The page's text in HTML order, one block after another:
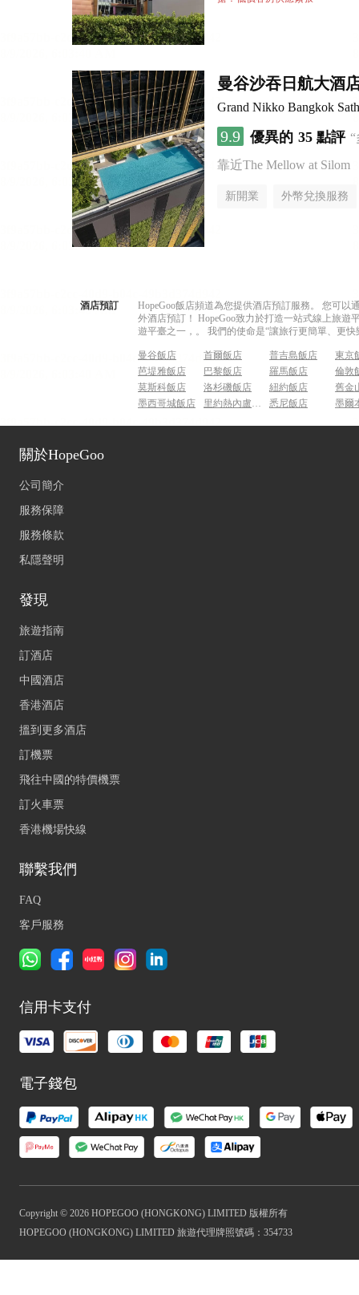
曼谷沙吞日航大酒
Grand Nikko Bangkok
9.9 優異的 35 點評
靠近The Mellow at Silom
新開業 外幣兌換服務
酒店預訂
HopeGoo飯店頻道為您提供酒店預訂服務。 您可
外酒店預訂！ HopeGoo致力於打造一站式線上旅
遊平臺之一，。 我們的使命是“讓旅行更簡單、更
曼谷飯店 首爾飯店 普吉島飯店
東京
芭堤雅飯店
巴黎飯店 羅馬飯店
倫敦
莫斯科飯店
洛杉磯飯店 紐約飯店
舊金
墨西哥城飯店
里約熱內盧飯店 悉尼飯店 墨爾
關於HopeGoo
公司簡介
服務保障
服務條款
私隱聲明
發現
旅遊指南
訂酒店
中國酒店
香港酒店
搵到更多酒店
訂機票
飛往中國的特價機票
訂火車票
香港機場快線
聯繫我們
FAQ
客戶服務
信用卡支付
電子錢包
Copyright © 2026 HOPEGOO (HONGKONG) LIMITED 版權所有
HOPEGOO (HONGKONG) LIMITED 旅遊代理牌照號碼：354733